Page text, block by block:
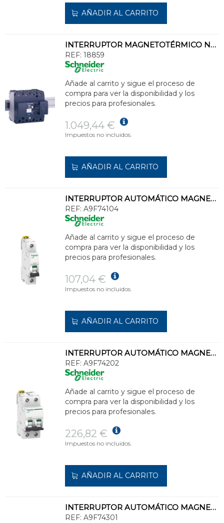
AÑADIR AL CARRITO
INTERRUPTOR MAGNETOTÉRMICO NG125L 4P 20A CURVA-D
REF: 18859
Añade al carrito y sigue el proceso de
compra para ver la disponibilidad y los
precios para profesionales.
1.049,44 €
Impuestos no incluidos.
AÑADIR AL CARRITO
INTERRUPTOR AUTOMÁTICO MAGNETOTÉRMICO iC60N 1P 4A CURVA-C
REF: A9F74104
Añade al carrito y sigue el proceso de
compra para ver la disponibilidad y los
precios para profesionales.
107,04 €
Impuestos no incluidos.
AÑADIR AL CARRITO
INTERRUPTOR AUTOMÁTICO MAGNETOTÉRMICO iC60N 2P 2A CURVA-C
REF: A9F74202
Añade al carrito y sigue el proceso de
compra para ver la disponibilidad y los
precios para profesionales.
226,82 €
Impuestos no incluidos.
AÑADIR AL CARRITO
INTERRUPTOR AUTOMÁTICO MAGNETOTÉRMICO iC60N 3P 1A CURVA-C
REF: A9F74301